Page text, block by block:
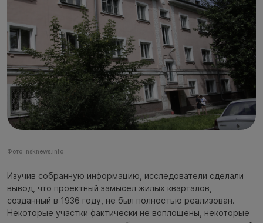
Фото: nsknews.info
Изучив собранную информацию, исследователи сделали
вывод, что проектный замысел жилых кварталов,
созданный в 1936 году, не был полностью реализован.
Некоторые участки фактически не воплощены, некоторые